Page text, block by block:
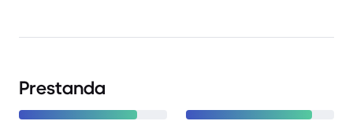
Prestanda